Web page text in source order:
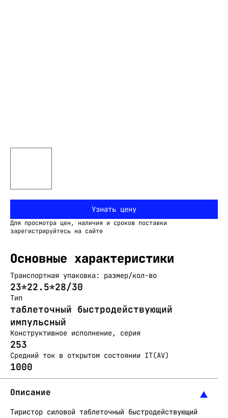
Узнать цену
Для просмотра цен, наличия и сроков поставки
зарегистрируйтесь на сайте
Основные характеристики
Транспортная упаковка: размер/кол-во
23*22.5*28/30
Тип
таблеточный быстродействующий
импульсный
Конструктивное исполнение, серия
253
Средний ток в открытом состоянии IT(AV)
1000
Описание
Тиристор силовой таблеточный быстродействующий